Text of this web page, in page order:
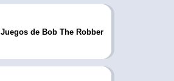
Juegos de Bob The Robber